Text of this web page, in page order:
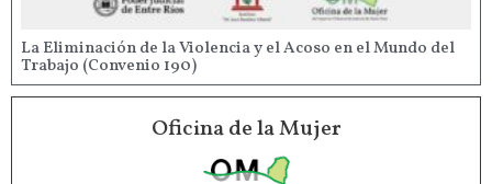
La Eliminación de la Violencia y el Acoso en el Mundo del
Trabajo (Convenio 190)
Oficina de la Mujer